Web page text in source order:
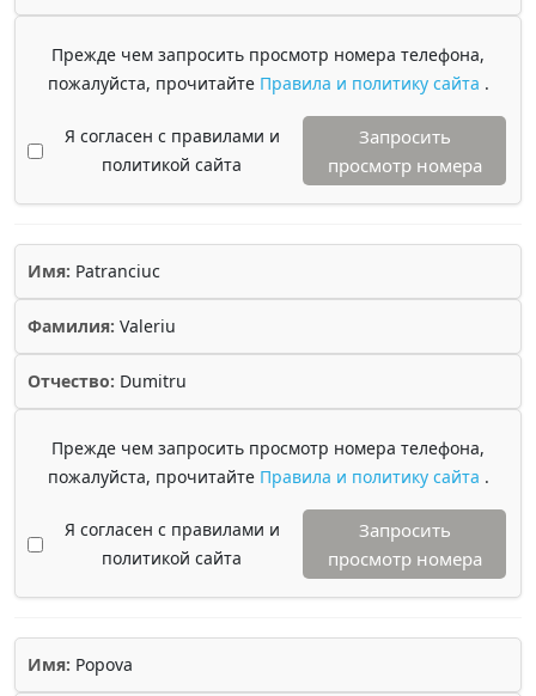
Прежде чем запросить просмотр номера телефона,
пожалуйста, прочитайте Правила и политику сайта .
Я согласен с правилами и
политикой сайта
Запросить
просмотр номера
Имя: Patranciuc
Фамилия: Valeriu
Отчество: Dumitru
Прежде чем запросить просмотр номера телефона,
пожалуйста, прочитайте Правила и политику сайта .
Я согласен с правилами и
политикой сайта
Запросить
просмотр номера
Имя: Popova